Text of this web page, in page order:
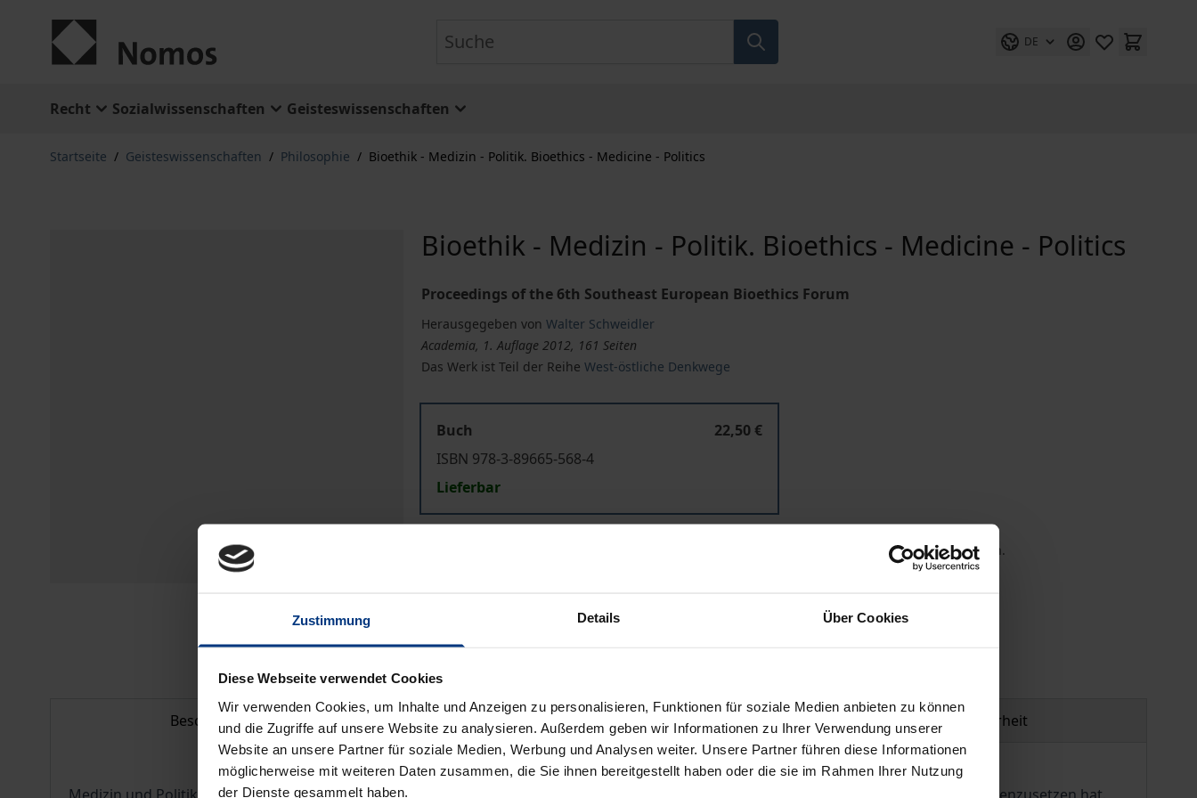
Zustimmung Details Über Cookies
Diese Webseite verwendet Cookies
Wir verwenden Cookies, um Inhalte und Anzeigen zu personalisieren, Funktionen für soziale Medien anbieten zu können
und die Zugriffe auf unsere Website zu analysieren. Außerdem geben wir Informationen zu Ihrer Verwendung unserer
Website an unsere Partner für soziale Medien, Werbung und Analysen weiter. Unsere Partner führen diese Informationen
möglicherweise mit weiteren Daten zusammen, die Sie ihnen bereitgestellt haben oder die sie im Rahmen Ihrer Nutzung
der Dienste gesammelt haben.
DE
Recht Sozialwissenschaften Geisteswissenschaften
Startseite / Geisteswissenschaften / Philosophie / Bioethik - Medizin - Politik. Bioethics - Medicine - Politics
Bioethik - Medizin - Politik. Bioethics - Medicine - Politics
Proceedings of the 6th Southeast European Bioethics Forum
Herausgegeben von Walter Schweidler
Academia, 1. Auflage 2012, 161 Seiten
Das Werk ist Teil der ReiheWest-östliche Denkwege
Buch
22,50 €
ISBN 978-3-89665-568-4
Lieferbar
Preisangaben inkl. MwSt. Abhängig von der Lieferadresse kann die MwSt. an der Kasse variieren.
Beschreibung Bibliografische Angaben Produktsicherheit